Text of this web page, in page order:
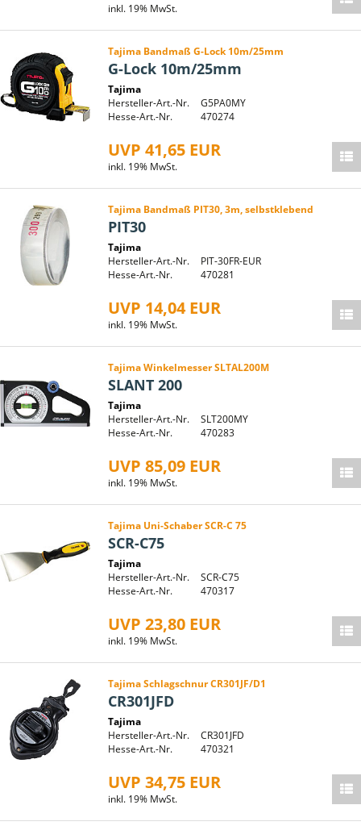
inkl. 19% MwSt.
Tajima Bandmaß G-Lock 10m/25mm
G-Lock 10m/25mm
Tajima
Hersteller-Art.-Nr.
G5PA0MY
Hesse-Art.-Nr.
470274
UVP 41,65 EUR
inkl. 19% MwSt.
Tajima Bandmaß PIT30, 3m, selbstklebend
PIT30
Tajima
Hersteller-Art.-Nr.
PIT-30FR-EUR
Hesse-Art.-Nr.
470281
UVP 14,04 EUR
inkl. 19% MwSt.
Tajima Winkelmesser SLTAL200M
SLANT 200
Tajima
Hersteller-Art.-Nr.
SLT200MY
Hesse-Art.-Nr.
470283
UVP 85,09 EUR
inkl. 19% MwSt.
Tajima Uni-Schaber SCR-C 75
SCR-C75
Tajima
Hersteller-Art.-Nr.
SCR-C75
Hesse-Art.-Nr.
470317
UVP 23,80 EUR
inkl. 19% MwSt.
Tajima Schlagschnur CR301JF/D1
CR301JFD
Tajima
Hersteller-Art.-Nr.
CR301JFD
Hesse-Art.-Nr.
470321
UVP 34,75 EUR
inkl. 19% MwSt.